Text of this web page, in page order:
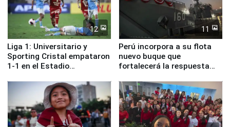
12
Liga 1: Universitario y
Sporting Cristal empataron
1-1 en el Estadio
11
Perú incorpora a su flota
nuevo buque que
fortalecerá la respuesta